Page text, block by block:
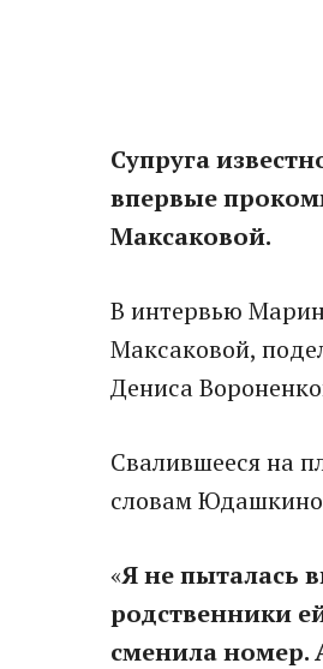
Супруга
впервые
Максаковой.
В интервью
Максаковой,
Дениса
Свалившееся на
словам
«Я не пыталась
родственники
сменила номер.